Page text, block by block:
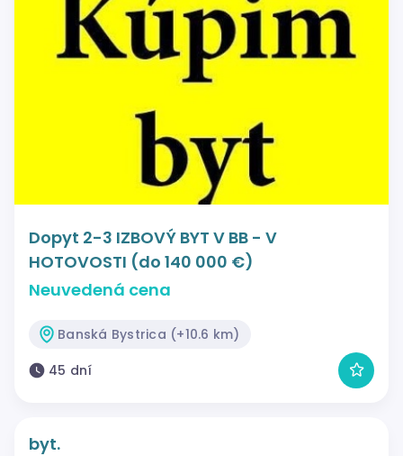
Dopyt 2-3 IZBOVÝ BYT V BB - V
HOTOVOSTI (do 140 000 €)
Neuvedená cena
Banská Bystrica (+10.6 km)
45 dní
byt.